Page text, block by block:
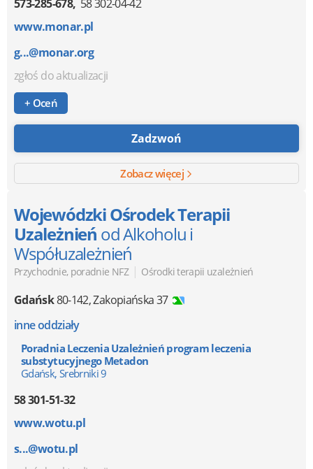
573-285-678 58 302-04-42
www.monar.pl
g...@monar.org
zgłoś do aktualizacji
+ Oceń
Zadzwoń
Zobacz więcej
Wojewódzki Ośrodek Terapii
Uzależnień od Alkoholu i
Współuzależnień
Przychodnie, poradnie NFZ | Ośrodki terapii uzależnień
Gdańsk80-142,Zakopiańska 37
inne oddziały
Poradnia Leczenia Uzależnień program leczenia
substytucyjnego Metadon
Gdańsk, Srebrniki 9
58 301-51-32
www.wotu.pl
s...@wotu.pl